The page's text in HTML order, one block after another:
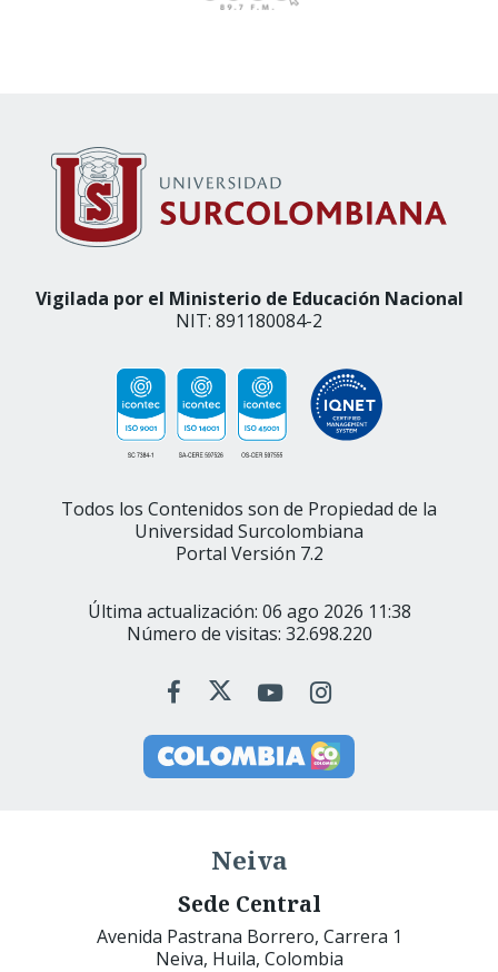
Vigilada por el Ministerio de Educación Nacional
NIT: 891180084-2
Todos los Contenidos son de Propiedad de la
Universidad Surcolombiana
Portal Versión 7.2
Última actualización: 06 ago 2026 11:38
Número de visitas: 32.698.220
Neiva
Sede Central
Avenida Pastrana Borrero, Carrera 1
Neiva, Huila, Colombia